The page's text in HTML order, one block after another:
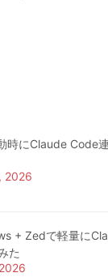
時にClaude Code
2026
+ Zedで軽量に
た